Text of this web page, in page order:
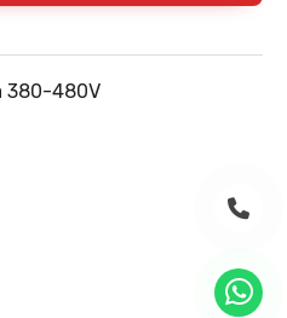
380-480V